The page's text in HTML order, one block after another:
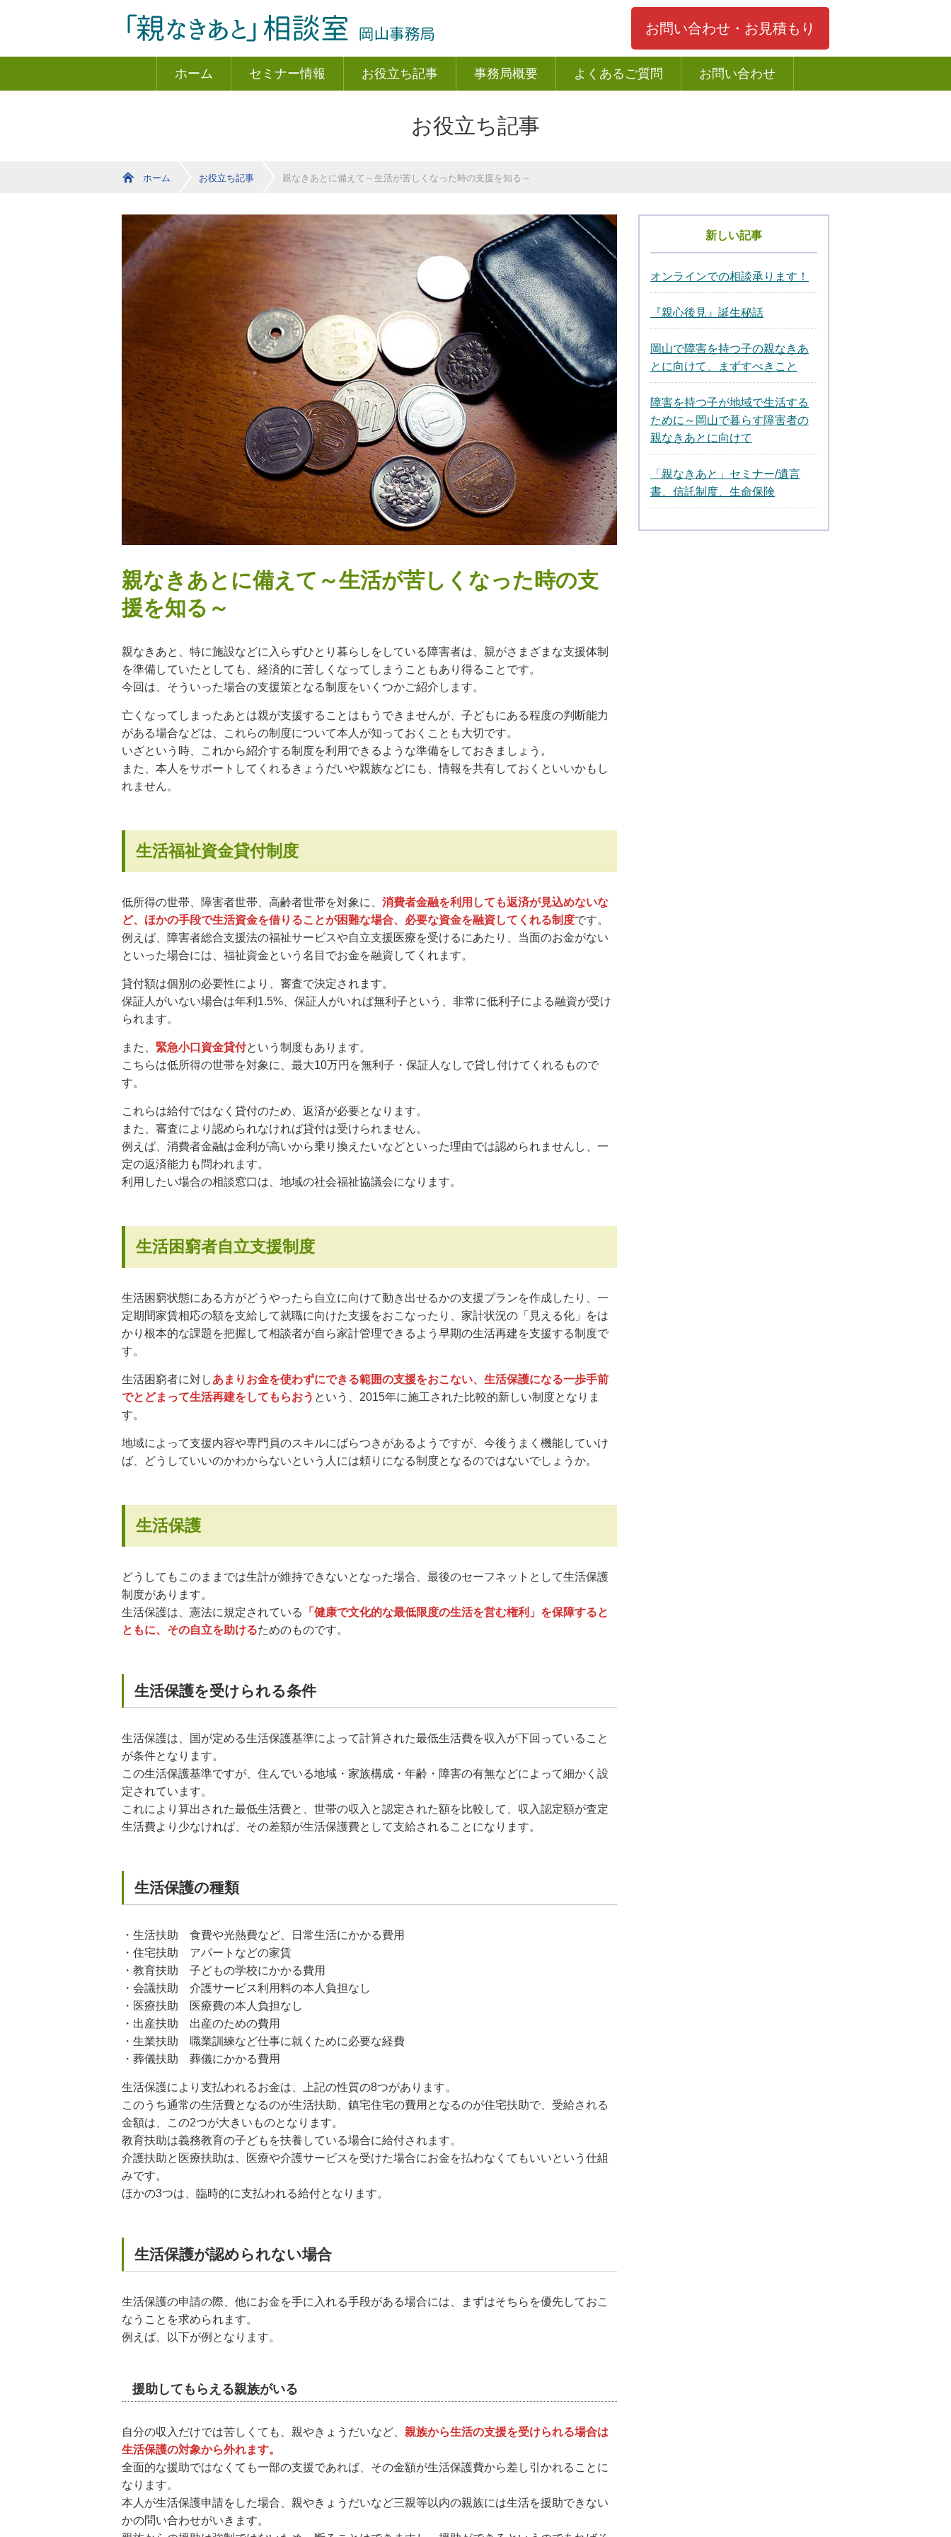
お問い合わせ・お見積もり
ホーム セミナー情報 お役立ち記事 事務局概要 よくあるご質問 お問い合わせ
お役立ち記事
ホーム お役立ち記事 親なきあとに備えて～生活が苦しくなった時の支援を知る～
親なきあとに備えて～生活が苦しくなった時の支
援を知る～
親なきあと、特に施設などに入らずひとり暮らしをしている障害者は、親がさまざまな支援体制
を準備していたとしても、経済的に苦しくなってしまうこともあり得ることです。
今回は、そういった場合の支援策となる制度をいくつかご紹介します。
亡くなってしまったあとは親が支援することはもうできませんが、子どもにある程度の判断能力
がある場合などは、これらの制度について本人が知っておくことも大切です。
いざという時、これから紹介する制度を利用できるような準備をしておきましょう。
また、本人をサポートしてくれるきょうだいや親族などにも、情報を共有しておくといいかもし
れません。
生活福祉資金貸付制度
低所得の世帯、障害者世帯、高齢者世帯を対象に、 消費者金融を利用しても返済が見込めないな
ど、ほかの手段で生活資金を借りることが困難な場合、必要な資金を融資してくれる制度です。
例えば、障害者総合支援法の福祉サービスや自立支援医療を受けるにあたり、当面のお金がない
といった場合には、福祉資金という名目でお金を融資してくれます。
貸付額は個別の必要性により、審査で決定されます。
保証人がいない場合は年利1.5%、保証人がいれば無利子という、非常に低利子による融資が受け
られます。
また、 緊急小口資金貸付という制度もあります。
こちらは低所得の世帯を対象に、最大10万円を無利子・保証人なしで貸し付けてくれるもので
す。
これらは給付ではなく貸付のため、返済が必要となります。
また、審査により認められなければ貸付は受けられません。
例えば、消費者金融は金利が高いから乗り換えたいなどといった理由では認められませんし、一
定の返済能力も問われます。
利用したい場合の相談窓口は、地域の社会福祉協議会になります。
生活困窮者自立支援制度
生活困窮状態にある方がどうやったら自立に向けて動き出せるかの支援プランを作成したり、一
定期間家賃相応の額を支給して就職に向けた支援をおこなったり、家計状況の「見える化」をは
かり根本的な課題を把握して相談者が自ら家計管理できるよう早期の生活再建を支援する制度で
す。
生活困窮者に対しあまりお金を使わずにできる範囲の支援をおこない、生活保護になる一歩手前
でとどまって生活再建をしてもらおう という、2015年に施工された比較的新しい制度となりま
す。
地域によって支援内容や専門員のスキルにばらつきがあるようですが、今後うまく機能していけ
ば、どうしていいのかわからないという人には頼りになる制度となるのではないでしょうか。
生活保護
どうしてもこのままでは生計が維持できないとなった場合、最後のセーフネットとして生活保護
制度があります。
生活保護は、憲法に規定されている
「健康で文化的な最低限度の生活を営む権利」を保障すると
ともに、その自立を助けるためのものです。
生活保護を受けられる条件
生活保護は、国が定める生活保護基準によって計算された最低生活費を収入が下回っていること
が条件となります。
この生活保護基準ですが、住んでいる地域・家族構成・年齢・障害の有無などによって細かく設
定されています。
これにより算出された最低生活費と、世帯の収入と認定された額を比較して、収入認定額が査定
生活費より少なければ、その差額が生活保護費として支給されることになります。
生活保護の種類
・生活扶助 食費や光熱費など、日常生活にかかる費用
・住宅扶助 アパートなどの家賃
・教育扶助 子どもの学校にかかる費用
・会議扶助 介護サービス利用料の本人負担なし
・医療扶助 医療費の本人負担なし
・出産扶助 出産のための費用
・生業扶助 職業訓練など仕事に就くために必要な経費
・葬儀扶助 葬儀にかかる費用
生活保護により支払われるお金は、上記の性質の8つがあります。
このうち通常の生活費となるのが生活扶助、鎮宅住宅の費用となるのが住宅扶助で、受給される
金額は、この2つが大きいものとなります。
教育扶助は義務教育の子どもを扶養している場合に給付されます。
介護扶助と医療扶助は、医療や介護サービスを受けた場合にお金を払わなくてもいいという仕組
みです。
ほかの3つは、臨時的に支払われる給付となります。
生活保護が認められない場合
生活保護の申請の際、他にお金を手に入れる手段がある場合には、まずはそちらを優先しておこ
なうことを求められます。
例えば、以下が例となります。
援助してもらえる親族がいる
自分の収入だけでは苦しくても、親やきょうだいなど、 親族から生活の支援を受けられる場合は
生活保護の対象から外れます。
全面的な援助ではなくても一部の支援であれば、その金額が生活保護費から差し引かれることに
なります。
本人が生活保護申請をした場合、親やきょうだいなど三親等以内の親族には生活を援助できない
かの問い合わせがいきます。
新しい記事
オンラインでの相談承ります！
『親心後見』誕生秘話
岡山で障害を持つ子の親なきあ
とに向けて、まずすべきこと
障害を持つ子が地域で生活する
ために～岡山で暮らす障害者の
親なきあとに向けて
「親なきあと」セミナー/遺言
書、信託制度、生命保険